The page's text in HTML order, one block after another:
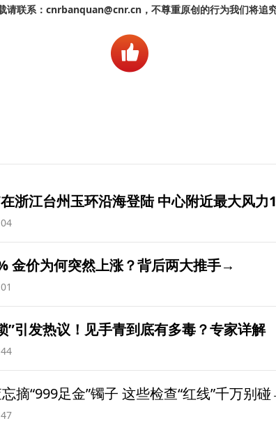
请联系：cnrbanquan@cnr.cn，不尊重原创的行为我们将追究
浙江台州玉环沿海登陆 中心附近最大风力
金价为何突然上涨？背后两大推手→
”引发热议！见手青到底有多毒？专家详解
摘“999足金”镯子 这些检查“红线”千万别